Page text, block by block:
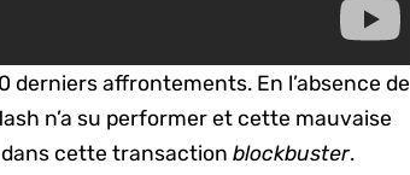
derniers affrontements. En l’absence de
n’a su performer et cette mauvaise
dans cette transactionblockbuster.